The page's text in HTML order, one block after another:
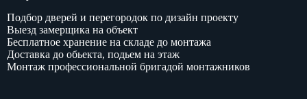
Подбор дверей и перегородок по дизайн проекту
Выезд замерщика на объект
Бесплатное хранение на складе до монтажа
Доставка до обьекта, подьем на этаж
Монтаж профессиональной бригадой монтажников